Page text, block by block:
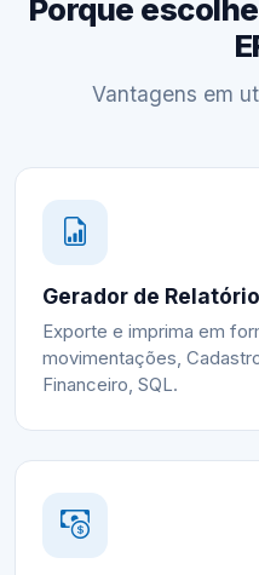
Porque
Vantagens em
Gerador de
Exporte e imprima em
movimentações,
Financeiro, SQL.